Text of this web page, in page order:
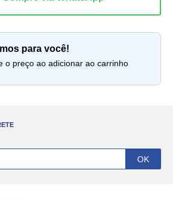
para você!
o preço ao adicionar ao carrinho